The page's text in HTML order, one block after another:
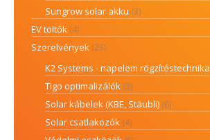
Sungrow solar akku (3)
EV töltők (4)
Szerelvények (25)
K2 Systems - napelem rögzítéstechnika
Tigo optimalizálók (3)
Solar kábelek (KBE, Stäubli) (6)
Solar csatlakozók (4)